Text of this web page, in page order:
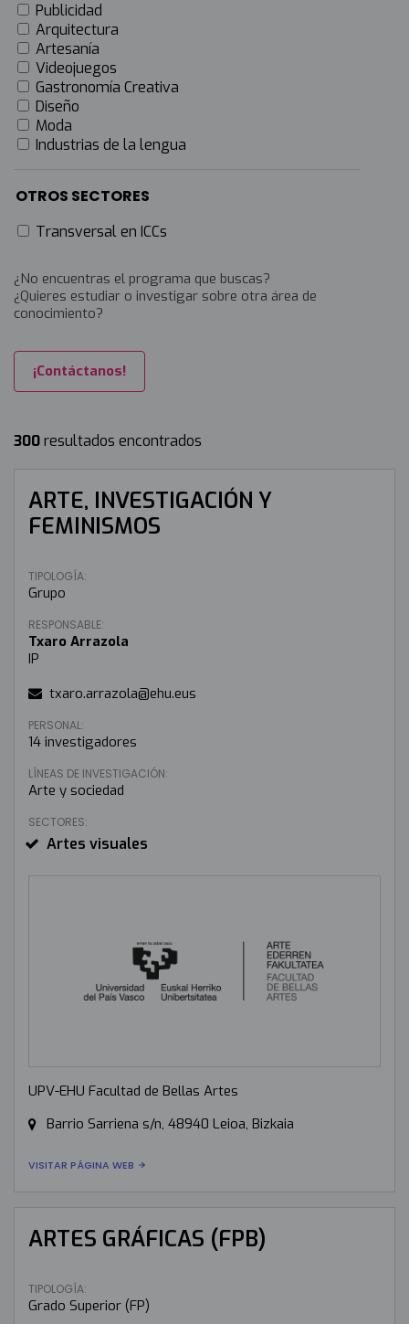
Publicidad
Arquitectura
Artesanía
Videojuegos
Gastronomía Creativa
Diseño
Moda
Industrias de la lengua
OTROS SECTORES
Transversal en ICCs
¿No encuentras el programa que buscas?
¿Quieres estudiar o investigar sobre otra área de
conocimiento?
¡Contáctanos!
300resultados encontrados
ARTE, INVESTIGACIÓN Y
FEMINISMOS
TIPOLOGÍA:
Grupo
RESPONSABLE:
Txaro Arrazola
IP
txaro.arrazola@ehu.eus
PERSONAL:
14 investigadores
LÍNEAS DE INVESTIGACIÓN:
Arte y sociedad
SECTORES:
Artes visuales
UPV-EHU Facultad de Bellas Artes
Barrio Sarriena s/n, 48940 Leioa, Bizkaia
VISITAR PÁGINA WEB
ARTES GRÁFICAS (FPB)
TIPOLOGÍA:
Grado Superior (FP)